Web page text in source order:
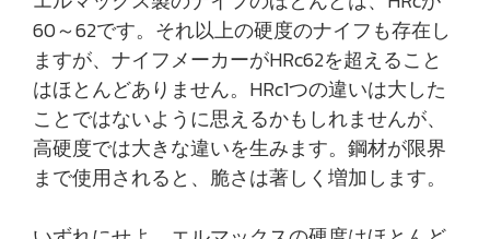
60～62です。それ以上の硬度のナイフも存在し
ますが、ナイフメーカーがHRc62を超えること
はほとんどありません。HRc1つの違いは大した
ことではないように思えるかもしれませんが、
高硬度では大きな違いを生みます。鋼材が限界
まで使用されると、脆さは著しく増加します。